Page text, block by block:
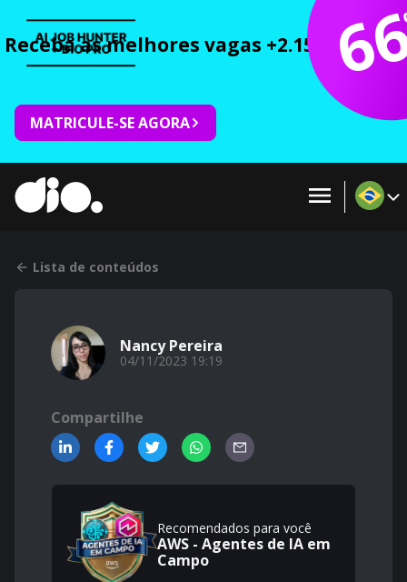
Receba as melhores vagas +2.150 cursos
MATRICULE-SE AGORA
Lista de conteúdos
Nancy Pereira
04/11/2023 19:19
Compartilhe
Recomendados para você
AWS - Agentes de IA em
Campo